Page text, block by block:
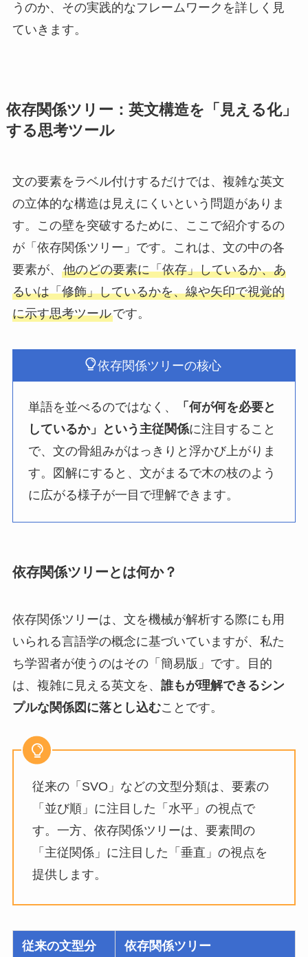
うのか、その実践的なフレームワークを詳しく見
ていきます。
依存関係ツリー：英文構造を「見える化」
する思考ツール
文の要素をラベル付けするだけでは、複雑な英文
の立体的な構造は見えにくいという問題がありま
す。この壁を突破するために、ここで紹介するの
が「依存関係ツリー」です。これは、文の中の各
要素が、 他のどの要素に「依存」しているか、あ
るいは「修飾」しているかを、線や矢印で視覚的
に示す思考ツールです。
依存関係ツリーの核心
単語を並べるのではなく、
「何が何を必要と
しているか」という主従関係に注目すること
で、文の骨組みがはっきりと浮かび上がりま
す。図解にすると、文がまるで木の枝のよう
に広がる様子が一目で理解できます。
依存関係ツリーとは何か？
依存関係ツリーは、文を機械が解析する際にも用
いられる言語学の概念に基づいていますが、私た
ち学習者が使うのはその「簡易版」です。目的
は、複雑に見える英文を、 誰もが理解できるシン
プルな関係図に落とし込むことです。
従来の「SVO」などの文型分類は、要素の
「並び順」に注目した「水平」の視点で
す。一方、依存関係ツリーは、要素間の
「主従関係」に注目した「垂直」の視点を
提供します。
従来の文型分
依存関係ツリー